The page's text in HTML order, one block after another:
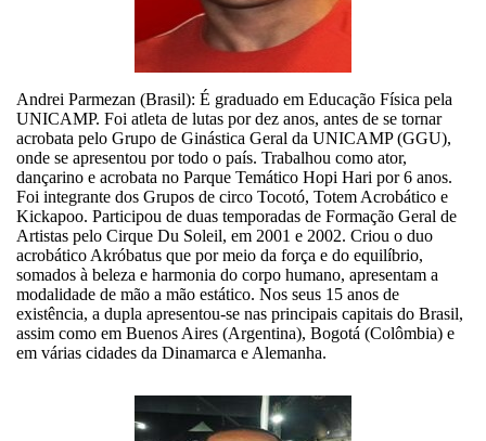
Andrei Parmezan (Brasil): É graduado em Educação Física pela
UNICAMP. Foi atleta de lutas por dez anos, antes de se tornar
acrobata pelo Grupo de Ginástica Geral da UNICAMP (GGU),
onde se apresentou por todo o país. Trabalhou como ator,
dançarino e acrobata no Parque Temático Hopi Hari por 6 anos.
Foi integrante dos Grupos de circo Tocotó, Totem Acrobático e
Kickapoo. Participou de duas temporadas de Formação Geral de
Artistas pelo Cirque Du Soleil, em 2001 e 2002. Criou o duo
acrobático Akróbatus que por meio da força e do equilíbrio,
somados à beleza e harmonia do corpo humano, apresentam a
modalidade de mão a mão estático. Nos seus 15 anos de
existência, a dupla apresentou-se nas principais capitais do Brasil,
assim como em Buenos Aires (Argentina), Bogotá (Colômbia) e
em várias cidades da Dinamarca e Alemanha.